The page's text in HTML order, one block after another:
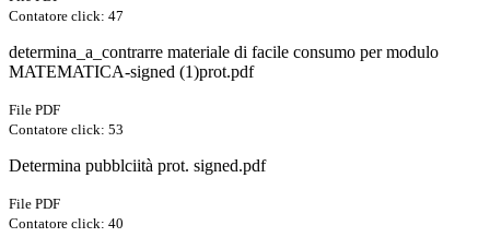
Contatore click: 47
determina_a_contrarre materiale di facile consumo per modulo
MATEMATICA-signed (1)prot.pdf
File PDF
Contatore click: 53
Determina pubblciità prot. signed.pdf
File PDF
Contatore click: 40